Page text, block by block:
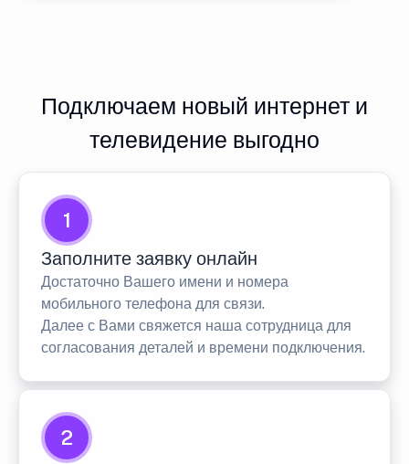
Подключаем новый интернет и
телевидение выгодно
1
Заполните заявку онлайн
Достаточно Вашего имени и номера
мобильного телефона для связи.
Далее с Вами свяжется наша сотрудница для
согласования деталей и времени подключения.
2